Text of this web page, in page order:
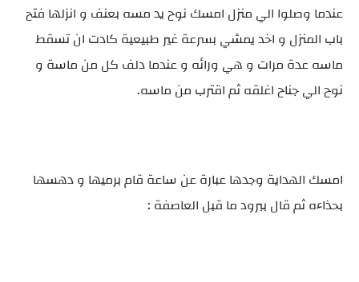
عندما وصلوا الي منزل امسك نوح يد مسه بعنف و انزلها فتح
باب المنزل و اخد يمشي بسرعة غير طبيعية كادت ان تسقط
ماسه عدة مرات و هي ورائه و عندما دلف كل من ماسة و
نوح الي جناح اغلقه ثم اقترب من ماسه.
امسك الهداية وجدها عبارة عن ساعة قام برميها و دهسها
بحذاءه ثم قال ببرود ما قبل العاصفة :